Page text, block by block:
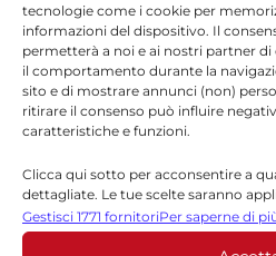
tecnologie come i cookie per
informazioni del dispositivo. Il
permetterà a noi e ai nostri partner
il comportamento durante la
sito e di mostrare annunci (non)
ritirare il consenso può influire
caratteristiche e funzioni.
Clicca qui sotto per acconsentire a
dettagliate. Le tue scelte saranno
sito. È possibile modificare le
compreso il ritiro del consenso,
Gestisci 1771 fornitoriPer saperne di